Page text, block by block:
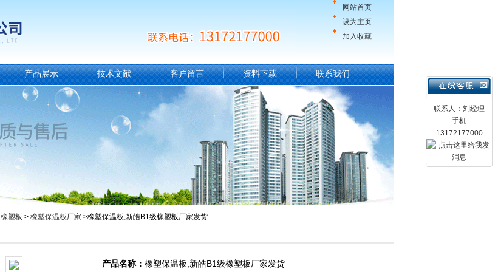
网站首页
设为主页
加入收藏
联系人：刘经理
手机
13172177000
产品展示 技术文献 客户留言 资料下载 联系我们
橡塑板 > 橡塑保温板厂家 >橡塑保温板,新皓B1级橡塑板厂家发货
产品名称： 橡塑保温板,新皓B1级橡塑板厂家发货